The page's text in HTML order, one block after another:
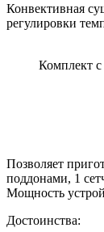
Конвективная
регулировки
Комплект
Позволяет
поддонами, 1
Мощность
Достоинства: